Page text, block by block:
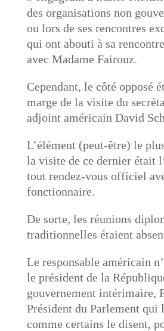
des organisations non
ou lors de ses rencontres
qui ont abouti à sa
avec Madame Fairouz.
Cependant, le côté opposé
marge de la visite du
adjoint américain David
L’élément (peut-être) le
la visite de ce dernier était
tout rendez-vous officiel
fonctionnaire.
De sorte, les réunions
traditionnelles étaient
Le responsable américain
le président de la
gouvernement intérimaire,
Président du Parlement qui
comme certains le disent,